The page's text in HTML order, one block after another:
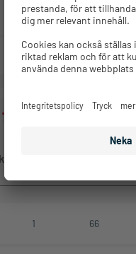
1000
1000
1 66